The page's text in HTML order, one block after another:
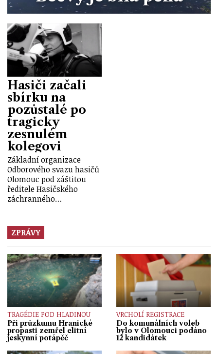
Hasiči začali
sbírku na
pozůstalé po
tragicky
zesnulém
kolegovi
Základní organizace
Odborového svazu hasičů
Olomouc pod záštitou
ředitele Hasičského
záchranného…
ZPRÁVY
TRAGÉDIE POD HLADINOU
Při průzkumu Hranické
propasti zemřel elitní
jeskynní potápěč
VRCHOLÍ REGISTRACE
Do komunálních voleb
bylo v Olomouci podáno
12 kandidátek